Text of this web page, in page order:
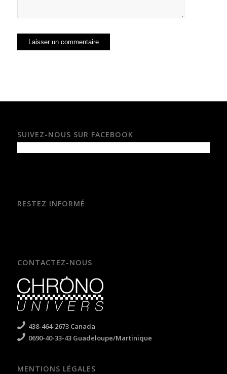
SUIVEZ-NOUS SUR FACEBOOK
RESTEZ INFORMÉ
CONTACTEZ-NOUS
438-464-2673 Canada
0690-40-33-43 Guadeloupe/Martinique
MENTIONS LÉGALES